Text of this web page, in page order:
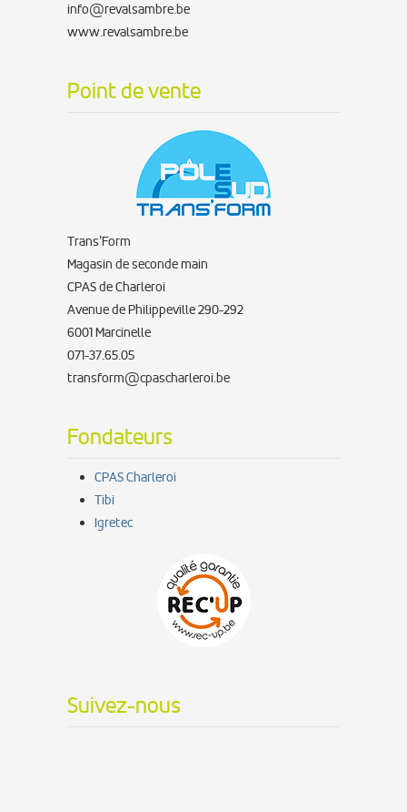
info@revalsambre.be
www.revalsambre.be
Point de vente
Trans’Form
Magasin de seconde main
CPAS de Charleroi
Avenue de Philippeville 290-292
6001 Marcinelle
071-37.65.05
transform@cpascharleroi.be
Fondateurs
CPAS Charleroi
Tibi
Igretec
Suivez-nous